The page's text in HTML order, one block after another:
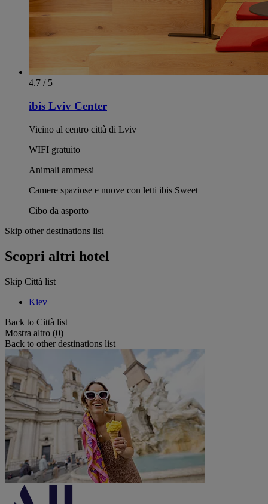
4.7 / 5
ibis Lviv Center
Vicino al centro città di Lviv
WIFI gratuito
Animali ammessi
Camere spaziose e nuove con letti ibis Sweet
Cibo da asporto
Skip other destinations list
Scopri altri hotel
Skip Città list
Kiev
Back to Città list
Mostra altro (0)
Back to other destinations list